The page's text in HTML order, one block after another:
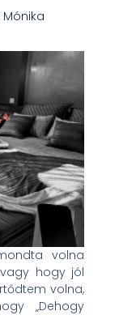
volna
hogy jól
volna,
„Dehogy